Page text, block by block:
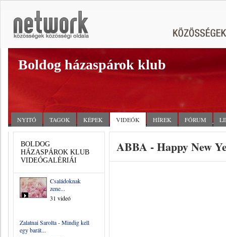
Boldog házaspárok klub
NYITÓ TAGOK KÉPEK VIDEÓK HÍREK FÓRUM
BOLDOG
HÁZASPÁROK KLUB
VIDEÓGALÉRIÁI
Családoknak
zene...
31 videó
Zalatnai Sarolta - Mindig kell
egy barát...
ABBA - Happy New